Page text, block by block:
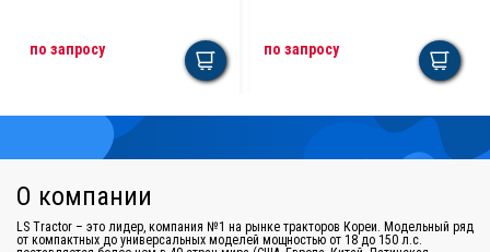
по запросу по запросу
О компании
LS Tractor – это лидер, компания №1 на рынке тракторов Кореи. Модельный ряд
от компактных до универсальных моделей мощностью от 18 до 150 л.с.